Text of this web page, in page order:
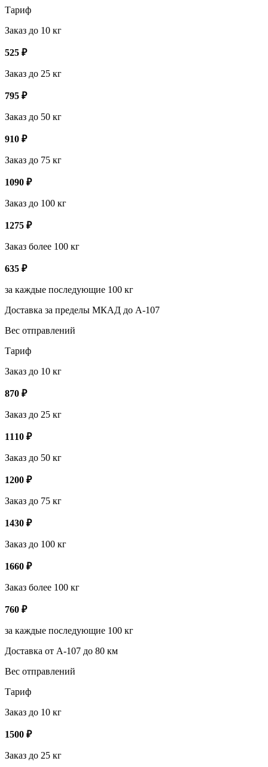
Тариф
Заказ до 10 кг
525 ₽
Заказ до 25 кг
795 ₽
Заказ до 50 кг
910 ₽
Заказ до 75 кг
1090 ₽
Заказ до 100 кг
1275 ₽
Заказ более 100 кг
635 ₽
за каждые последующие 100 кг
Доставка за пределы МКАД до А-107
Вес отправлений
Тариф
Заказ до 10 кг
870 ₽
Заказ до 25 кг
1110 ₽
Заказ до 50 кг
1200 ₽
Заказ до 75 кг
1430 ₽
Заказ до 100 кг
1660 ₽
Заказ более 100 кг
760 ₽
за каждые последующие 100 кг
Доставка от А-107 до 80 км
Вес отправлений
Тариф
Заказ до 10 кг
1500 ₽
Заказ до 25 кг